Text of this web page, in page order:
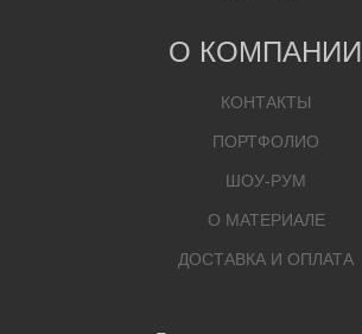
О КОМПАНИИ
КОНТАКТЫ
ПОРТФОЛИО
ШОУ-РУМ
О МАТЕРИАЛЕ
ДОСТАВКА И ОПЛАТА